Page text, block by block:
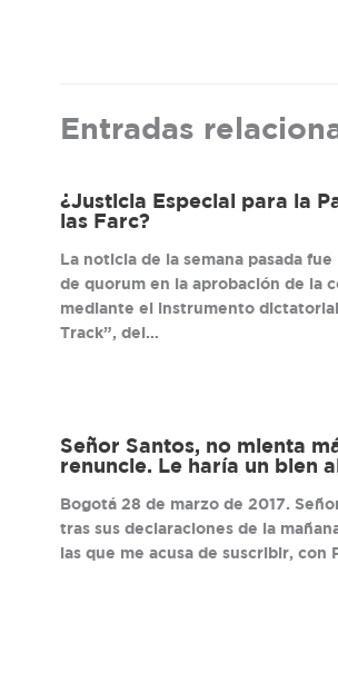
Entradas
¿Justicia Especial para la
las Farc?
La noticia de la semana pasada fue
de quorum en la aprobación de la
mediante el instrumento
Track”, del…
Señor Santos, no mienta
renuncie. Le haría un bien
Bogotá 28 de marzo de 2017.
tras sus declaraciones de la
las que me acusa de suscribir, con